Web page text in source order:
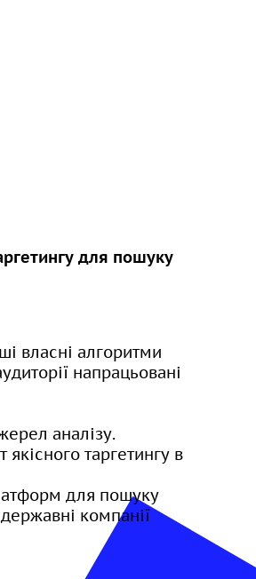
для пошуку
власні алгоритми
напрацьовані
аналізу.
таргетингу в
для пошуку
компанії